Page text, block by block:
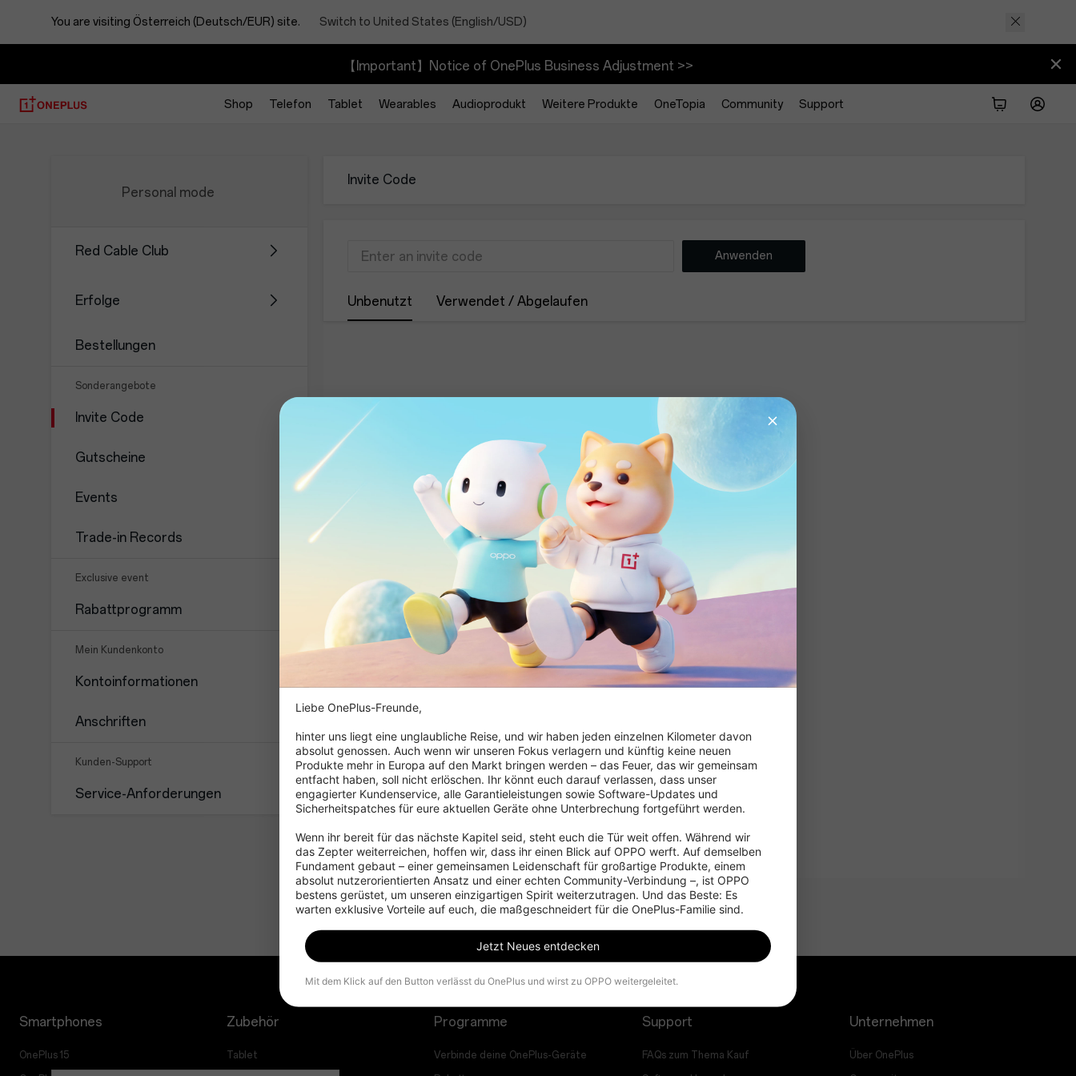
You are visiting Österreich (Deutsch/EUR) site. Switch to United States (English/USD)
【Important】Notice of OnePlus Business Adjustment >>
Shop Telefon Tablet Wearables Audioprodukt Weitere Produkte OneTopia Community Support
Personal mode
Red Cable Club
Erfolge
Bestellungen
Sonderangebote
Invite Code
Gutscheine
Events
Trade-in Records
Exclusive event
Rabattprogramm
Mein Kundenkonto
Kontoinformationen
Anschriften
Kunden-Support
Service-Anforderungen
Invite Code
Anwenden
Unbenutzt Verwendet / Abgelaufen
You don't have any unused invite code.
Smartphones
OnePlus 15
Zubehör
Tablet
Programme
Verbinde deine OnePlus-Geräte
Support
FAQs zum Thema Kauf
Unternehmen
Über OnePlus
Liebe OnePlus-Freunde,
hinter uns liegt eine unglaubliche Reise, und wir haben jeden einzelnen Kilometer davon
absolut genossen. Auch wenn wir unseren Fokus verlagern und künftig keine neuen
Produkte mehr in Europa auf den Markt bringen werden – das Feuer, das wir gemeinsam
entfacht haben, soll nicht erlöschen. Ihr könnt euch darauf verlassen, dass unser
engagierter Kundenservice, alle Garantieleistungen sowie Software-Updates und
Sicherheitspatches für eure aktuellen Geräte ohne Unterbrechung fortgeführt werden.
Wenn ihr bereit für das nächste Kapitel seid, steht euch die Tür weit offen. Während wir
das Zepter weiterreichen, hoffen wir, dass ihr einen Blick auf OPPO werft. Auf demselben
Fundament gebaut – einer gemeinsamen Leidenschaft für großartige Produkte, einem
absolut nutzerorientierten Ansatz und einer echten Community-Verbindung –, ist OPPO
bestens gerüstet, um unseren einzigartigen Spirit weiterzutragen. Und das Beste: Es
warten exklusive Vorteile auf euch, die maßgeschneidert für die OnePlus-Familie sind.
Jetzt Neues entdecken
Mit dem Klick auf den Button verlässt du OnePlus und wirst zu OPPO weitergeleitet.